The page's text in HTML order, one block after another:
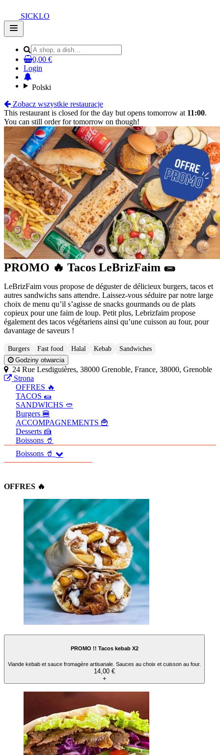
SICKLO
Open
main
0,00 €
Login
Polski
Zobacz wszystkie restauracje
This restaurant is closed for the day but opens tomorrow at 11:00.
You can still order for tomorrow on though!
PROMO 🔥 Tacos LeBrizFaim 🌯
LeBrizFaim vous propose de déguster de délicieux burgers, tacos et
autres sandwichs sans attendre. Laissez-vous séduire par notre large
choix de menu qu’il s’agisse de snacks gourmands ou de plats
copieux pour une faim de loup. Petit plus, Lebrizfaim propose
également des tacos végétariens ainsi qu’une cuisson au four, pour
davantage de saveurs !
Burgers Fast food Halal Kebab
Sandwiches
Godziny otwarcia
24 Rue Lesdiguières, 38000 Grenoble, France, 38000, Grenoble
Strona
OFFRES 🔥
TACOS ​🌯
SANDWICHS ​🥙
Burgers 🍔
ACCOMPAGNEMENTS 🍟
Desserts 🍰
Boissons 🥤
Boissons 🥤
OFFRES 🔥
PROMO !! Tacos kebab X2
Viande kebab et sauce fromagère artisanale. Sauces au choix et cuisson au four.
14,00 €
+